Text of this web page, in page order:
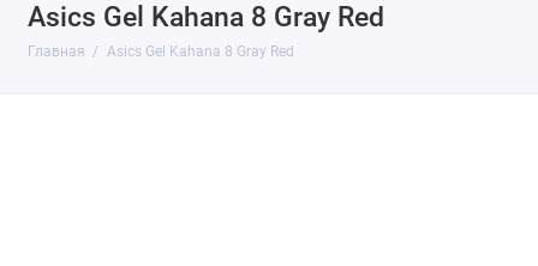
Asics Gel Kahana 8 Gray Red
Главная Asics Gel Kahana 8 Gray Red